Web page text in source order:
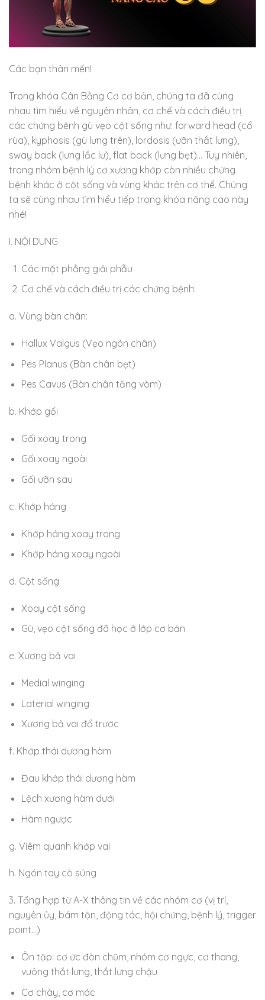
Các bạn thân mến!
Trong khóa Cân Bằng Cơ cơ bản, chúng ta đã cùng
nhau tìm hiểu về nguyên nhân, cơ chế và cách điều trị
các chứng bệnh gù vẹo cột sống như: forward head (cổ
rùa), kyphosis (gù lưng trên), lordosis (ưỡn thắt lưng),
sway back (lưng lắc lư), flat back (lưng bẹt)… Tuy nhiên,
trong nhóm bệnh lý cơ xương khớp còn nhiều chứng
bệnh khác ở cột sống và vùng khác trên cơ thể. Chúng
ta sẽ cùng nhau tìm hiểu tiếp trong khóa nâng cao này
nhé!
I. NỘI DUNG
Các mặt phẳng giải phẫu
Cơ chế và cách điều trị các chứng bệnh:
a. Vùng bàn chân:
Hallux Valgus (Vẹo ngón chân)
Pes Planus (Bàn chân bẹt)
Pes Cavus (Bàn chân tăng vòm)
b. Khớp gối
Gối xoay trong
Gối xoay ngoài
Gối ưỡn sau
c. Khớp háng
Khớp háng xoay trong
Khớp háng xoay ngoài
d. Cột sống
Xoay cột sống
Gù, vẹo cột sống đã học ở lớp cơ bản
e. Xương bả vai
Medial winging
Laterial winging
Xương bả vai đổ trước
f. Khớp thái dương hàm
Đau khớp thái dương hàm
Lệch xương hàm dưới
Hàm ngược
g. Viêm quanh khớp vai
h. Ngón tay cò súng
3. Tổng hợp từ A-X thông tin về các nhóm cơ (vị trí,
nguyên ủy, bám tận, động tác, hội chứng, bệnh lý, trigger
point…)
Ôn tập: cơ ức đòn chũm, nhóm cơ ngực, cơ thang,
vuông thắt lưng, thắt lưng chậu
Cơ chày, cơ mác